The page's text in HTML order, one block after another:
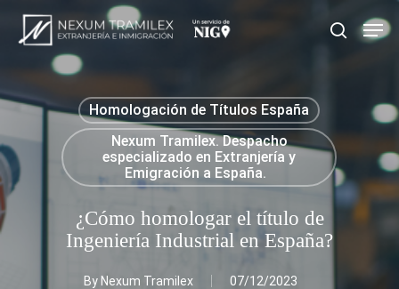
Skip
content
search
Homologación de Títulos España
Nexum Tramilex. Despacho
especializado en Extranjería y
Emigración a España.
¿Cómo homologar el título de
Ingeniería Industrial en España?
By Nexum Tramilex 07/12/2023